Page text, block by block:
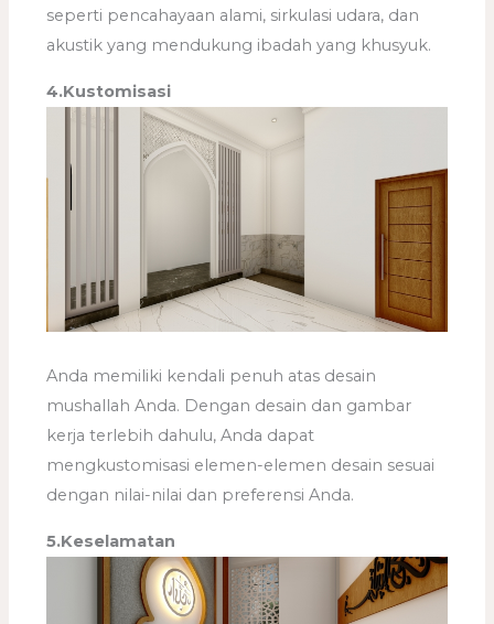
seperti pencahayaan alami, sirkulasi udara, dan
akustik yang mendukung ibadah yang khusyuk.
4.Kustomisasi
Anda memiliki kendali penuh atas desain
mushallah Anda. Dengan desain dan gambar
kerja terlebih dahulu, Anda dapat
mengkustomisasi elemen-elemen desain sesuai
dengan nilai-nilai dan preferensi Anda.
5.Keselamatan